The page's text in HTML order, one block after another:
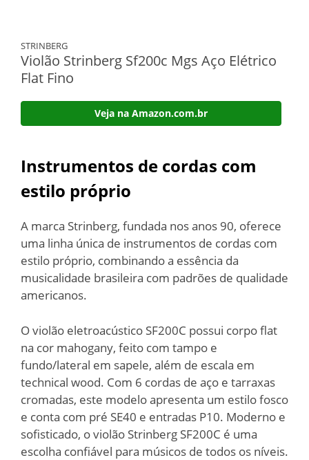
STRINBERG
Violão Strinberg Sf200c Mgs Aço Elétrico
Flat Fino
Veja na Amazon.com.br
Instrumentos de cordas com
estilo próprio
A marca Strinberg, fundada nos anos 90, oferece
uma linha única de instrumentos de cordas com
estilo próprio, combinando a essência da
musicalidade brasileira com padrões de qualidade
americanos.
O violão eletroacústico SF200C possui corpo flat
na cor mahogany, feito com tampo e
fundo/lateral em sapele, além de escala em
technical wood. Com 6 cordas de aço e tarraxas
cromadas, este modelo apresenta um estilo fosco
e conta com pré SE40 e entradas P10. Moderno e
sofisticado, o violão Strinberg SF200C é uma
escolha confiável para músicos de todos os níveis.